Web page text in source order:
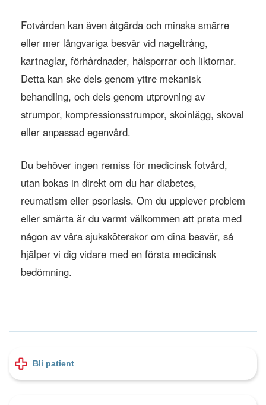
Fotvården kan även åtgärda och minska smärre
eller mer långvariga besvär vid nageltrång,
kartnaglar, förhårdnader, hälsporrar och liktornar.
Detta kan ske dels genom yttre mekanisk
behandling, och dels genom utprovning av
strumpor, kompressionsstrumpor, skoinlägg, skoval
eller anpassad egenvård.
Du behöver ingen remiss för medicinsk fotvård,
utan bokas in direkt om du har diabetes,
reumatism eller psoriasis. Om du upplever problem
eller smärta är du varmt välkommen att prata med
någon av våra sjuksköterskor om dina besvär, så
hjälper vi dig vidare med en första medicinsk
bedömning.
Bli patient